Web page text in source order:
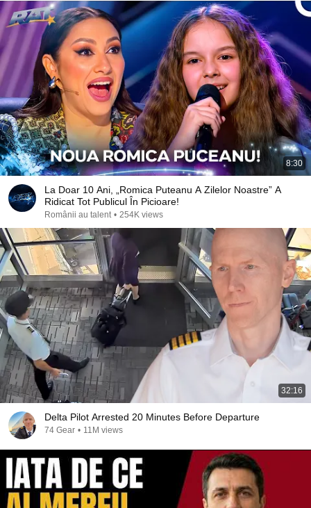
8:30
La Doar 10 Ani, „Romica Puteanu A Zilelor Noastre” A
Ridicat Tot Publicul În Picioare!
Românii au talent • 254K views
32:16
Delta Pilot Arrested 20 Minutes Before Departure
74 Gear • 11M views